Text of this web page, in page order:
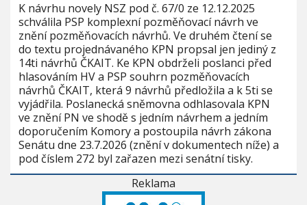
K návrhu novely NSZ pod č. 67/0 ze 12.12.2025
schválila PSP komplexní pozměňovací návrh ve
znění pozměňovacích návrhů. Ve druhém čtení se
do textu projednávaného KPN propsal jen jediný z
14ti návrhů ČKAIT. Ke KPN obdrželi poslanci před
hlasováním HV a PSP souhrn pozměňovacích
návrhů ČKAIT, která 9 návrhů předložila a k 5ti se
vyjádřila. Poslanecká sněmovna odhlasovala KPN
ve znění PN ve shodě s jedním návrhem a jedním
doporučením Komory a postoupila návrh zákona
Senátu dne 23.7.2026 (znění v dokumentech níže) a
pod číslem 272 byl zařazen mezi senátní tisky.
Reklama